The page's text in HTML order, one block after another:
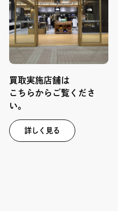
買取実施店舗は
こちらからご覧くださ
い。
詳しく見る